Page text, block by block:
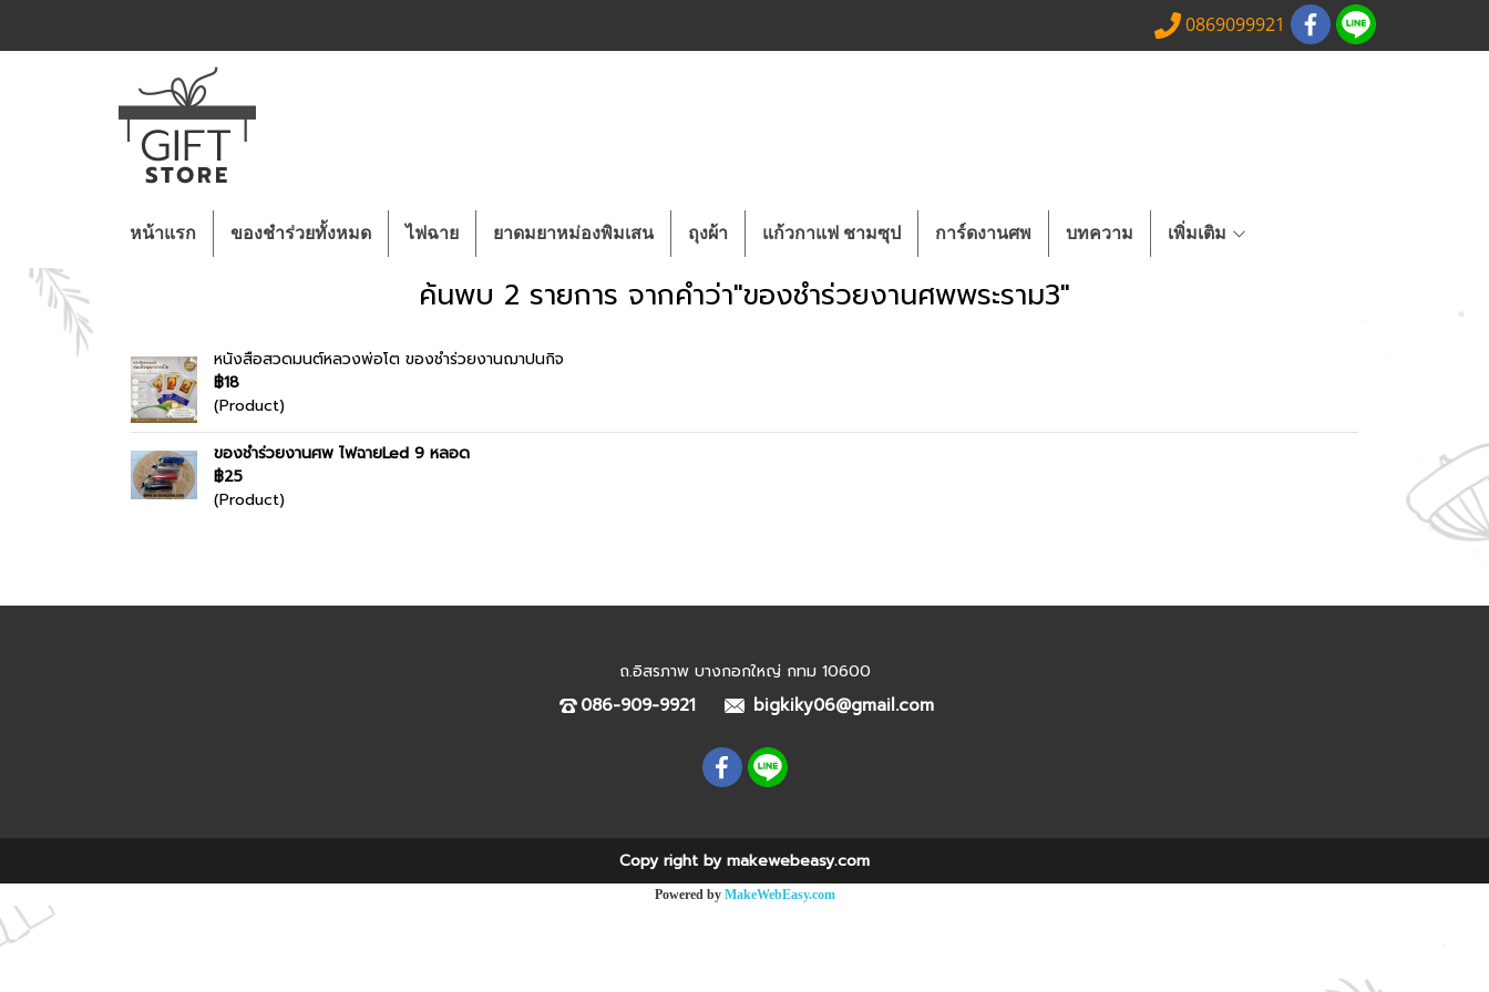
0869099921
หน้าแรก ของชำร่วยทั้งหมด ไฟฉาย ยาดมยาหม่องพิมเสน ถุงผ้า แก้วกาแฟ ชามซุป การ์ดงานศพ บทความ เพิ่มเติม
ค้นพบ 2 รายการ จากคำว่า"ของชำร่วยงานศพพระราม3"
หนังสือสวดมนต์หลวงพ่อโต ของชำร่วยงานฌาปนกิจ
฿18
(Product)
ของชำร่วยงานศพ ไฟฉายLed 9 หลอด
฿25
(Product)
ถ.อิสรภาพ บางกอกใหญ่ กทม 10600
086-909-9921 bigkiky06@gmail.com
Copy right by makewebeasy.com
Powered by MakeWebEasy.com